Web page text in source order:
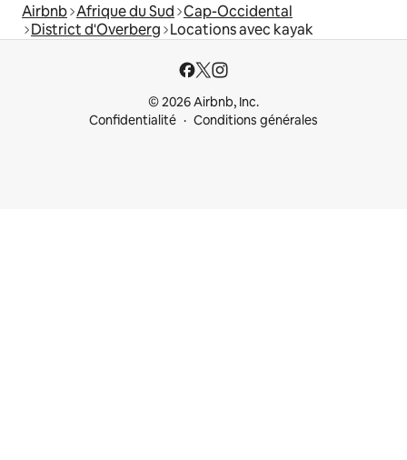
Airbnb Afrique du Sud Cap-Occidental
District d'Overberg Locations avec kayak
© 2026 Airbnb, Inc.
Confidentialité
Conditions générales